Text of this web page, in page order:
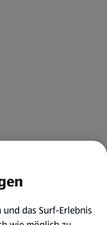
das Surf-Erlebnis